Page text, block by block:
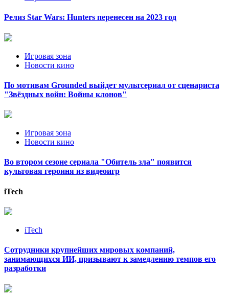
Релиз Star Wars: Hunters перенесен на 2023 год
Игровая зона
Новости кино
По мотивам Grounded выйдет мультсериал от сценариста
"Звёздных войн: Войны клонов"
Игровая зона
Новости кино
Во втором сезоне сериала "Обитель зла" появится
культовая героиня из видеоигр
iTech
iTech
Сотрудники крупнейших мировых компаний,
занимающихся ИИ, призывают к замедлению темпов его
разработки